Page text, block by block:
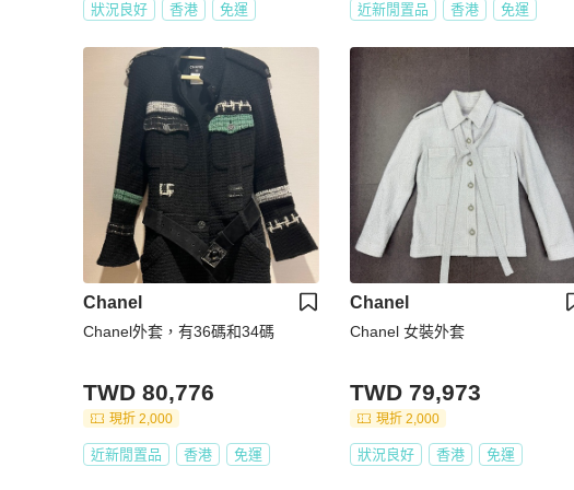
狀況良好 香港 免運 近新閒置品 香港 免運
Chanel
Chanel外套，有36碼和34碼
TWD 80,776
現折 2,000
近新閒置品 香港 免運
Chanel
Chanel 女裝外套
TWD 79,973
現折 2,000
狀況良好 香港 免運